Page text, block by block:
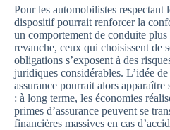
Pour les automobilistes respectant
dispositif pourrait renforcer la
un comportement de conduite plus
revanche, ceux qui choisissent de
obligations s’exposent à des
juridiques considérables. L’idée
assurance pourrait alors
: à long terme, les économies
primes d’assurance peuvent se
financières massives en cas